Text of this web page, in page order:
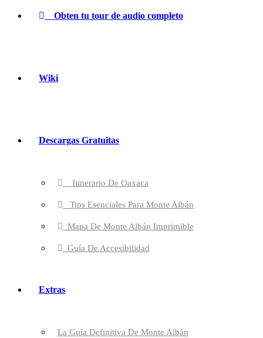
Obten tu tour de audio completo
Wiki
Descargas Gratuitas
Itinerario De Oaxaca
Tips Esenciales Para Monte Albán
Mapa De Monte Albán Imprimible
Guía De Accesibilidad
Extras
La Guía Definitiva De Monte Albán